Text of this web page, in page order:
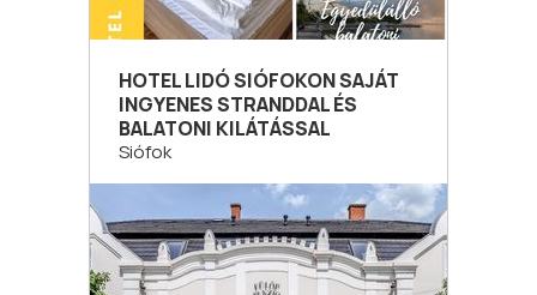
HOTEL LIDÓ SIÓFOKON SAJÁT
INGYENES STRANDDAL ÉS
BALATONI KILÁTÁSSAL
Siófok